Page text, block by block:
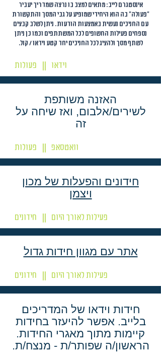
אינסטגרם לייב: מתאים למצב בו נרצה שמדריך יעביר
״פעולה״ בה הוא היחידי שמופיע על גבי המסך והתקשורת
עם החניכים נעשית באמצעות הודעות. ניתן לשלב קבצים
נספחים פעילות החשופים לכל המשתתפים וכמו כן ניתן
לשתף מסך ולהציג לכל החניכים יחד קטע וידאו / קול.
פעולות וידאו
האזנה משותפת
לשירים/אלבום, ואז שיחה על
זה
פעולות וואטסאפ
חידונים והפעלות של מכון
ויצמן
חידונים פעילות לאורך היום
אתר עם מגוון חידות גדול
חידונים פעילות לאורך היום
חידות וידאו של המדריכים
בלייב. אפשר להיעזר בחידות
קיימות מתוך מאגרי החידות.
הראשון/ה שפותר/ת - מנצח/ת.